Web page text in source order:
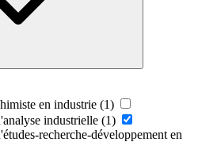
en industrie (1)
industrielle (1)
recherche-développement en